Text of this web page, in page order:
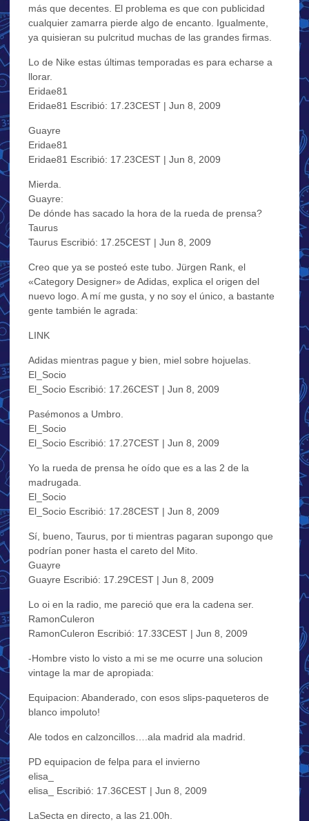
más que decentes. El problema es que con publicidad
cualquier zamarra pierde algo de encanto. Igualmente,
ya quisieran su pulcritud muchas de las grandes firmas.
Lo de Nike estas últimas temporadas es para echarse a
llorar.
Eridae81
Eridae81 Escribió: 17.23CEST | Jun 8, 2009
Guayre
Eridae81
Eridae81 Escribió: 17.23CEST | Jun 8, 2009
Mierda.
Guayre:
De dónde has sacado la hora de la rueda de prensa?
Taurus
Taurus Escribió: 17.25CEST | Jun 8, 2009
Creo que ya se posteó este tubo. Jürgen Rank, el
«Category Designer» de Adidas, explica el origen del
nuevo logo. A mí me gusta, y no soy el único, a bastante
gente también le agrada:
LINK
Adidas mientras pague y bien, miel sobre hojuelas.
El_Socio
El_Socio Escribió: 17.26CEST | Jun 8, 2009
Pasémonos a Umbro.
El_Socio
El_Socio Escribió: 17.27CEST | Jun 8, 2009
Yo la rueda de prensa he oído que es a las 2 de la
madrugada.
El_Socio
El_Socio Escribió: 17.28CEST | Jun 8, 2009
Sí, bueno, Taurus, por ti mientras pagaran supongo que
podrían poner hasta el careto del Mito.
Guayre
Guayre Escribió: 17.29CEST | Jun 8, 2009
Lo oi en la radio, me pareció que era la cadena ser.
RamonCuleron
RamonCuleron Escribió: 17.33CEST | Jun 8, 2009
-Hombre visto lo visto a mi se me ocurre una solucion
vintage la mar de apropiada:
Equipacion: Abanderado, con esos slips-paqueteros de
blanco impoluto!
Ale todos en calzoncillos….ala madrid ala madrid.
PD equipacion de felpa para el invierno
elisa_
elisa_ Escribió: 17.36CEST | Jun 8, 2009
LaSecta en directo, a las 21.00h.